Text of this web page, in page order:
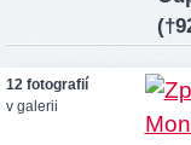
12 fotografií
v galerii